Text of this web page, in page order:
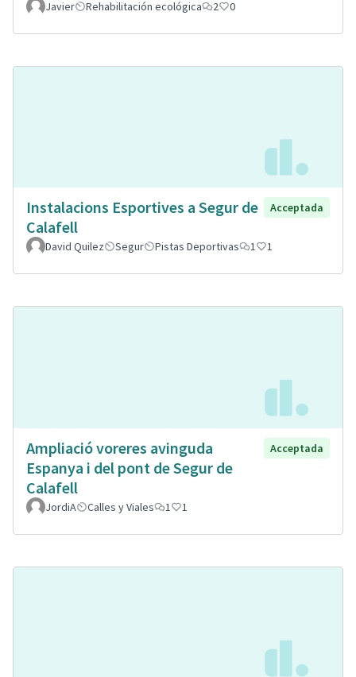
Javier Rehabilitación ecológica 2 0
Instalacions Esportives a Segur de
Calafell
Acceptada
David Quilez Segur Pistas Deportivas 1 1
Ampliació voreres avinguda
Espanya i del pont de Segur de
Calafell
Acceptada
JordiA Calles y Viales 1 1